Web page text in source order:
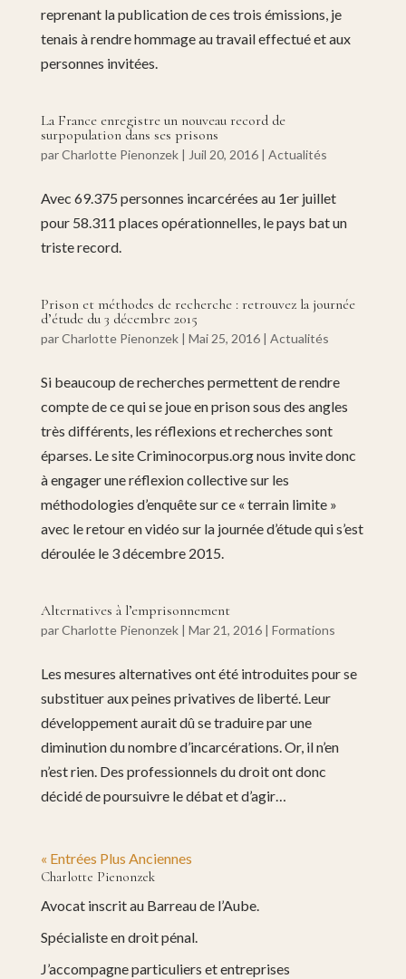
reprenant la publication de ces trois émissions, je
tenais à rendre hommage au travail effectué et aux
personnes invitées.
La France enregistre un nouveau record de
surpopulation dans ses prisons
parCharlotte Pienonzek| Juil 20, 2016| Actualités
Avec 69.375 personnes incarcérées au 1er juillet
pour 58.311 places opérationnelles, le pays bat un
triste record.
Prison et méthodes de recherche : retrouvez la journée
d’étude du 3 décembre 2015
parCharlotte Pienonzek| Mai 25, 2016| Actualités
Si beaucoup de recherches permettent de rendre
compte de ce qui se joue en prison sous des angles
très différents, les réflexions et recherches sont
éparses. Le site Criminocorpus.org nous invite donc
à engager une réflexion collective sur les
méthodologies d’enquête sur ce « terrain limite »
avec le retour en vidéo sur la journée d’étude qui s’est
déroulée le 3 décembre 2015.
Alternatives à l’emprisonnement
parCharlotte Pienonzek| Mar 21, 2016| Formations
Les mesures alternatives ont été introduites pour se
substituer aux peines privatives de liberté. Leur
développement aurait dû se traduire par une
diminution du nombre d’incarcérations. Or, il n’en
n’est rien. Des professionnels du droit ont donc
décidé de poursuivre le débat et d’agir…
« Entrées Plus Anciennes
Charlotte Pienonzek
Avocat inscrit au Barreau de l’Aube.
Spécialiste en droit pénal.
J’accompagne particuliers et entreprises